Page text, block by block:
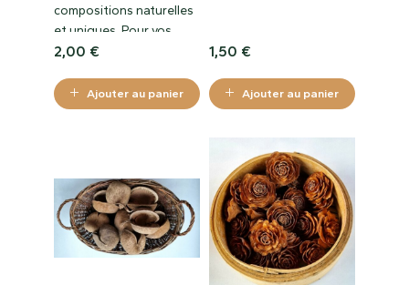
Ajouter au panier
compositions naturelles
et uniques. Pour vos
compositions avec des
tremper dans l’eau.
2,00 €
Ajouter au panier
1,50 €